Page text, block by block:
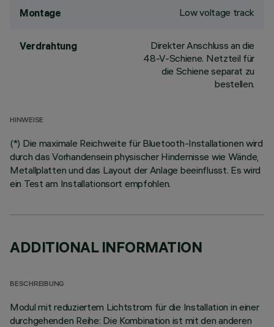
Montage Low voltage track
Verdrahtung
Direkter Anschluss an die
48-V-Schiene. Netzteil für
die Schiene separat zu
bestellen.
HINWEISE
(*) Die maximale Reichweite für Bluetooth-Installationen wird
durch das Vorhandensein physischer Hindernisse wie Wände,
Metallplatten und das Layout der Anlage beeinflusst. Es wird
ein Test am Installationsort empfohlen.
ADDITIONAL INFORMATION
BESCHREIBUNG
Modul mit reduziertem Lichtstrom für die Installation in einer
durchgehenden Reihe: Die Kombination ist mit den anderen